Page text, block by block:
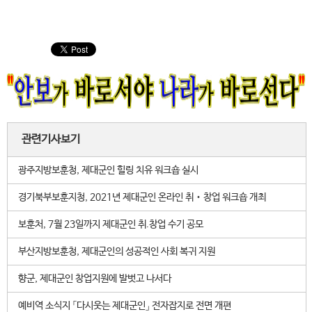
관련기사보기
광주지방보훈청, 제대군인 힐링 치유 워크숍 실시
경기북부보훈지청, 2021년 제대군인 온라인 취‧창업 워크숍 개최
보훈처, 7월 23일까지 제대군인 취.창업 수기 공모
부산지방보훈청, 제대군인의 성공적인 사회 복귀 지원
향군, 제대군인 창업지원에 발벗고 나서다
예비역 소식지 「다시웃는 제대군인」 전자잡지로 전면 개편